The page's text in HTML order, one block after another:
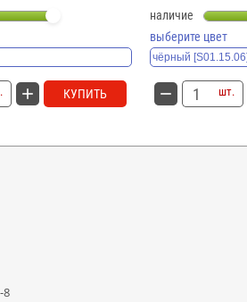
КУПИТЬ
наличие
выберите цвет
шт.
8